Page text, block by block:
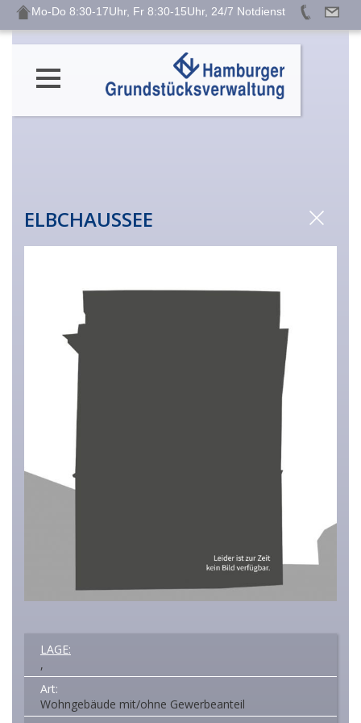
Mo-Do 8:30-17Uhr, Fr 8:30-15Uhr, 24/7 Notdienst
ELBCHAUSSEE
LAGE:
,
Art:
Wohngebäude mit/ohne Gewerbeanteil